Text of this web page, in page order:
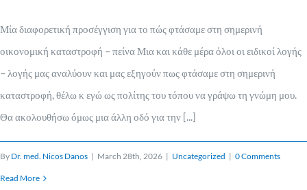
Μία διαφορετική προσέγγιση για το πώς φτάσαμε στη σημερινή
οικονομική καταστροφή – πείνα Μια και κάθε μέρα όλοι οι ειδικοί λογής
– λογής μας αναλύουν και μας εξηγούν πως φτάσαμε στη σημερινή
καταστροφή, θέλω κ εγώ ως πολίτης του τόπου να γράψω τη γνώμη μου.
Θα ακολουθήσω όμως μια άλλη οδό για την [...]
By Dr. med. Nicos Danos | March 28th, 2026 | Uncategorized | 0 Comments
Read More